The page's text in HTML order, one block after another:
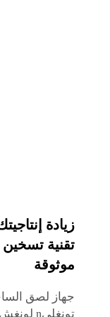
زيادة
تقنية
موثوقة
جهاز لصق